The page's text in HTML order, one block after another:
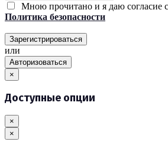
Мною прочитано и я даю согласие
Политика безопасности
Зарегистрироваться
или
Авторизоваться
×
Доступные опции
×
×